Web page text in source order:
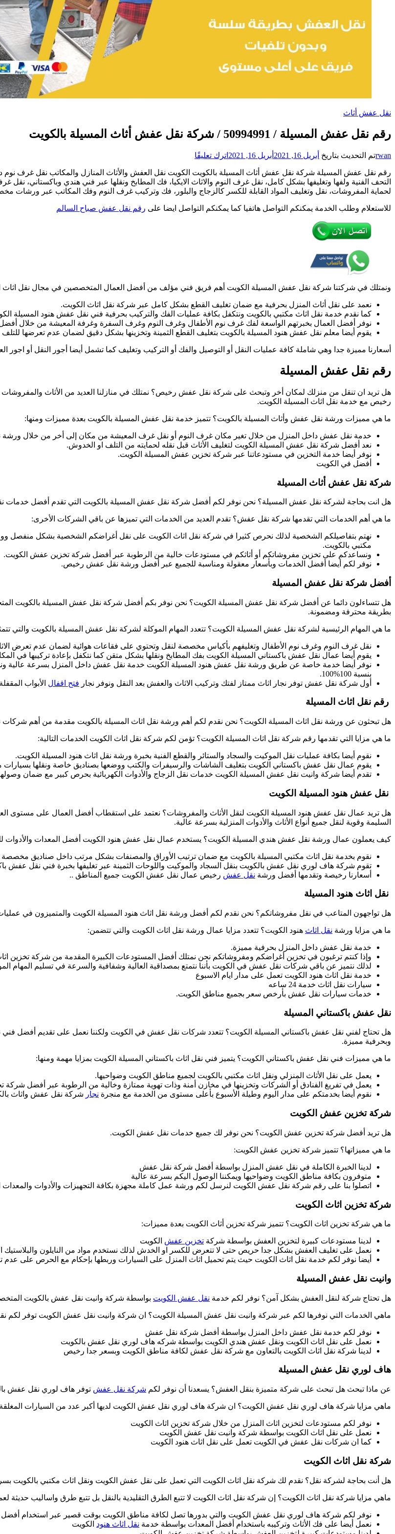
نقل عفش أثاث
رقم نقل عفش المسيلة / 50994991 / شركة نقل عفش أثاث المسيلة بالكويت
rwanتم التحديث بتاريخ أبريل 16, 2021 أبريل 16, 2021 اترك تعليقًا
نقل
عفش
المسيلة
50994991
رقم نقل عفش المسيلة شركة نقل عفش أثاث المسيلة بالكويت الكويت نقل العفش والأثاث المنازل والمكاتب نقل غرف نوم
التحف الفنية ولفها وتغليفها بشكل كامل، نقل غرف النوم والاثاث الايكيا، فك المطابخ ونقلها عبر فني هندي
لحماية المفروشات، نقل وتغليف المواد القابلة للكسر كالزجاج والبلور، فك وتركيب غرف النوم وفك المكاتب عبر ورشات
للاستعلام وطلب الخدمة يمكنكم التواصل هاتفيا كما يمكنكم التواصل ايضا على رقم نقل عفش صباح السالم
ونمتلك في شركتنا شركة نقل عفش المسيلة الكويت أهم فريق فني مؤلف من أفضل العمال المتخصصين في مجال نقل اثاث
نعمد على نقل أثاث المنزل بحرفية مع ضمان تغليف القطع بشكل كامل عبر شركة نقل اثاث الكويت.
كما نقدم خدمة نقل اثاث مكتبي بالكويت ونتكفل بكافة عمليات الفك والتركيب بحرفية فني نقل عفش هنود المسيلة
نوفر أفضل العمال بخبرتهم الواسعة لفك غرف نوم الأطفال وغرف النوم وغرف السفرة وغرفة المعيشة من خلال
يقوم أيضا معلم نقل عفش هنود المسيلة بالكويت بتغليف القطع الثمينة وتخزينها بشكل دقيق لضمان عدم تعرضها
أسعارنا مميزة جدا وهي شاملة كافة عمليات النقل أو التوصيل والفك أو التركيب وتغليف كما تشمل أيضا أجور النقل أو اجور
رقم نقل عفش المسيلة
هل تريد ان تنقل من منزلك لمكان أخر وتبحث على شركة نقل عفش رخيص؟ نمتلك في منازلنا العديد من الأثاث
رخيص مع خدمة نقل اثاث المسيلة الكويت.
ما هي مميزات ورشة نقل عفش وأثاث المسيلة بالكويت؟ تتميز خدمة نقل عفش المسيلة بالكويت بعدة مميزات ومنها:
خدمة نقل عفش داخل المنزل من خلال تغير مكان غرف النوم أو نقل غرف المعيشة من مكان إلى أخر من خلال ورشة
نعد أفضل شركة نقل عفش المسيلة الكويت لتغليف الأثاث قبل نقله لحمايته من التلف او الخدوش.
نوفر أيضا خدمة التخزين في مستودعاتنا عبر شركة تخزين عفش المسيلة الكويت.
أفضل في الكويت
شركة نقل عفش أثاث المسيلة
هل انت بحاجة لشركة نقل عفش المسيلة؟ نحن نوفر لكم أفضل شركة نقل عفش المسيلة بالكويت التي تقدم أفضل خدمات
ما هي أهم الخدمات التي تقدمها شركة نقل عفش؟ تقدم العديد من الخدمات التي تميزها عن باقي الشركات الأخرى:
نهتم بتفاصيلكم الشخصية لذلك نحرص كثيرا في شركة نقل اثاث الكويت على نقل أغراضكم الشخصية بشكل منفصل
مكتبي بالكويت.
ونساعدكم على تخزين مفروشاتكم أو أثاثكم في مستودعات خالية من الرطوبة عبر أفضل شركة تخزين عفش الكويت.
نوفر لكم أيضا أفضل الخدمات وبأسعار معقولة ومناسبة للجميع عبر أفضل ورشة نقل عفش رخيص.
أفضل شركة نقل عفش المسيلة
هل تتساءلون دائما عن أفضل شركة نقل عفش المسيلة الكويت؟ نحن نوفر بكم أفضل شركة نقل عفش المسيلة بالكويت
بطريقة محترفة ومضمونة.
ما هي المهام الرئيسية لشركة نقل عفش المسيلة الكويت؟ تتعدد المهام الموكلة لشركة نقل عفش المسيلة بالكويت والتي
نقل غرف النوم وغرف نوم الأطفال وتغليفهم بأكياس مخصصة لنقل وتحتوي على فقاعات هوائية لضمان عدم تعرض
يقوم أيضا عمال نقل عفش باكستاني المسيلة الكويت بفك المطابخ ونقلها بشكل متقن كما نتكفل بإعادة تركيبها في
نوفر أيضا خدمة خاصة عن طريق ورشة نقل عفش هنود المسيلة الكويت خدمة نقل عفش داخل المنزل بسرعة عالية
بنسبة 100%100.
أول شركة نقل عفش توفر نجار اثاث ممتاز لفتك وتركيب الاثاث والعفش بعد النقل ونوفر نجار فتح اقفال الأبواب
رقم نقل اثاث المسيلة
هل تبحثون عن ورشة نقل اثاث المسيلة الكويت؟ نحن نقدم لكم أهم ورشة نقل اثاث المسيلة بالكويت مقدمة من أهم
ما هي مزايا التي تقدمها رقم شركة نقل اثاث المسيلة الكويت؟ تؤمن لكم شركة نقل اثاث الكويت الخدمات التالية:
نقوم أيضا بكافة عمليات نقل الموكيت والسجاد والستائر والقطع الفنية بخبرة ورشة نقل اثاث هنود المسيلة الكويت.
يقوم عمال نقل عفش باكستاني الكويت بتغليف الشاشات والرسيفرات والكتب ووضعها بصناديق خاصة ونقلها
تقدم أيضا شركة وانيت نقل عفش المسيلة الكويت خدمات نقل الزجاج والأدوات الكهربائية بحرص كبير مع ضمان
نقل عفش هنود المسيلة الكويت
هل تريد عمال نقل عفش هنود المسيلة الكويت لنقل الأثاث والمفروشات؟ نعتمد على استقطاب أفضل العمال على مستوى
السليمة وقوية لنقل جميع أنواع الأثاث والأدوات المنزلية بسرعة عالية.
كيف يعملون عمال ورشة نقل عفش هندي المسيلة الكويت؟ يستخدم عمال نقل عفش هنود الكويت أفضل المعدات والأدوات
نقوم بخدمة نقل اثاث مكتبي المسيلة بالكويت مع ضمان ترتيب الأوراق والمصنفات بشكل مرتب داخل صناديق
تقوم شركة هاف لوري نقل عفش بالكويت بنقل السجاد والموكيت واللوحات الثمينة عبر تغليفها بخبرة فني نقل عفش
أسعارنا رخيصة وتقدمها أفضل ورشة نقل عفش رخيص عمال نقل عفش الكويت جميع المناطق ..
نقل اثاث هنود المسيلة
هل تواجهون المتاعب في نقل مفروشاتكم؟ نحن نقدم لكم أفضل ورشة نقل اثاث هنود المسيلة الكويت والمتميزون في عمليات
ما هي مزايا ورشة نقل اثاث هنود الكويت؟ تتعدد مزايا عمال ورشة نقل اثاث الكويت والتي تتضمن:
خدمة نقل عفش داخل المنزل بحرفية مميزة.
وإذا كنتم ترغبون في تخزين أغراضكم ومفروشاتكم نحن نمتلك أفضل المستودعات الكبيرة المقدمة من شركة تخزين
لذلك نتميز عن باقي شركات نقل عفش في الكويت بأننا نتمتع بمصداقية العالية وشفافية والسرعة في تسليم المهام
خدمة نقل اثاث هنود الكويت تعمل على مدار ايام الاسبوع
سيارات نقل اثاث خدمة 24 ساعه
خدمات سيارات نقل عفش بأرخص سعر بجميع مناطق الكويت.
نقل عفش باكستاني المسيلة
هل تحتاج لفني نقل عفش باكستاني المسيلة الكويت؟ تتعدد شركات نقل عفش في الكويت ولكننا نعمل على تقديم أفضل فني
وبحرفية مميزة.
ما هي مميزات فني نقل عفش باكستاني الكويت؟ يتميز فني نقل اثاث باكستاني المسيلة الكويت بمزايا مهمة ومنها:
يعمل على نقل الأثاث المنزلي ونقل اثاث مكتبي بالكويت لجميع مناطق الكويت وضواحيها.
يعمل في تفريغ الفنادق أو الشركات وتخزينها في مخازن أمنة وذات تهوية ممتازة وخالية من الرطوبة عبر أفضل
نقوم أيضا بخدمتكم على مدار اليوم وطيلة الأسبوع بأعلى مستوى من الخدمة مع منجرة نجار شركة نقل عفش واثاث
شركة تخزين عفش الكويت
هل تريد أفضل شركة تخزين عفش الكويت؟ نحن نوفر لك جميع خدمات نقل عفش الكويت.
ما هي مميزاتها؟ تتميز شركة تخزين عفش الكويت:
لدينا الخبرة الكاملة في نقل عفش المنزل بواسطة أفضل شركة نقل عفش
متوفرون بكافة مناطق الكويت وضواحيها ويمكننا الوصول اليكم بسرعة عالية
اتصلوا بنا على رقم شركة نقل عفش الكويت لنرسل لكم ورشة عمل كاملة مجهزة بكافة التجهيزات والأدوات والمعدات
شركة تخزين اثاث الكويت
ما هي شركة تخزين اثاث الكويت؟ تتميز شركة تخزين أثاث الكويت بعدة مميزات:
لدينا مستودعات كبيرة لتخزين العفش بواسطة شركة تخزين عفش الكويت
نعمل على تغليف العفش بشكل جدا حريص حتى لا تتعرض للكسر او الخدش لذلك نستخدم مواد من النايلون
أيضا نوفر لكم خدمة نقل اثاث الكويت حيث يتم تحميل اثاث المنزل على السيارات وربطها بإحكام مع الحرص على عدم
وانيت نقل عفش المسيلة
هل تحتاج شركة لنقل العفش بشكل آمن؟ نوفر لكم خدمة نقل عفش الكويت بواسطة شركة وانيت نقل عفش بالكويت
ماهي الخدمات التي نوفرها لكم عبر شركة وانيت نقل عفش المسيلة الكويت؟ ان شركة وانيت نقل عفش الكويت توفر لكم
نوفر لكم خدمة نقل عفش داخل المنزل بواسطة أفضل شركة نقل عفش
نعمل على نقل اثاث الكويت ونقل عفش هندي الكويت بواسطة شركه هاف لوري نقل عفش بالكويت
لدينا شركة نقل اثاث الكويت بالتعاون مع شركة نقل عفش لكافة مناطق الكويت وبسعر جدا رخيص
هاف لوري نقل عفش المسيلة
عن ماذا تبحث هل تبحث على شركة متميزة بنقل العفش؟ يسعدنا أن نوفر لكم شركة نقل عفش توفر هاف لوري نقل عفش
ماهي مزايا شركة هاف لوري نقل عفش الكويت؟ ان شركة هاف لوري نقل عفش الكويت لديها أكبر عدد من السيارات
نوفر لكم مستودعات لتخزين اثاث المنزل من خلال شركة تخزين اثاث الكويت
نعمل على نقل اثاث الكويت بواسطة شركة وانيت نقل عفش الكويت
كما ان شركات نقل عفش في الكويت تعمل على نقل اثاث هنود الكويت
شركة نقل اثاث الكويت
هل أنت بحاجة لشركة نقل؟ نقدم لك شركة نقل اثاث الكويت التي تعمل على نقل عفش الكويت ونقل اثاث مكتبي بالكويت
ماهي مزايا شركة نقل اثاث الكويت؟ إن شركة نقل اثاث الكويت لا تتبع الطرق التقليدية بالنقل بل تتبع طرق واساليب حديثة
نوفر لكم شركة هاف لوري نقل عفش الكويت والتي بدورها تصل لكافة مناطق الكويت بوقت قصير عبر استخدام أفضل
نعمل أيضا على فك الأثاث وتركيبه باستخدام أفضل المعدات بواسطة خدمة نقل اثاث هنود الكويت